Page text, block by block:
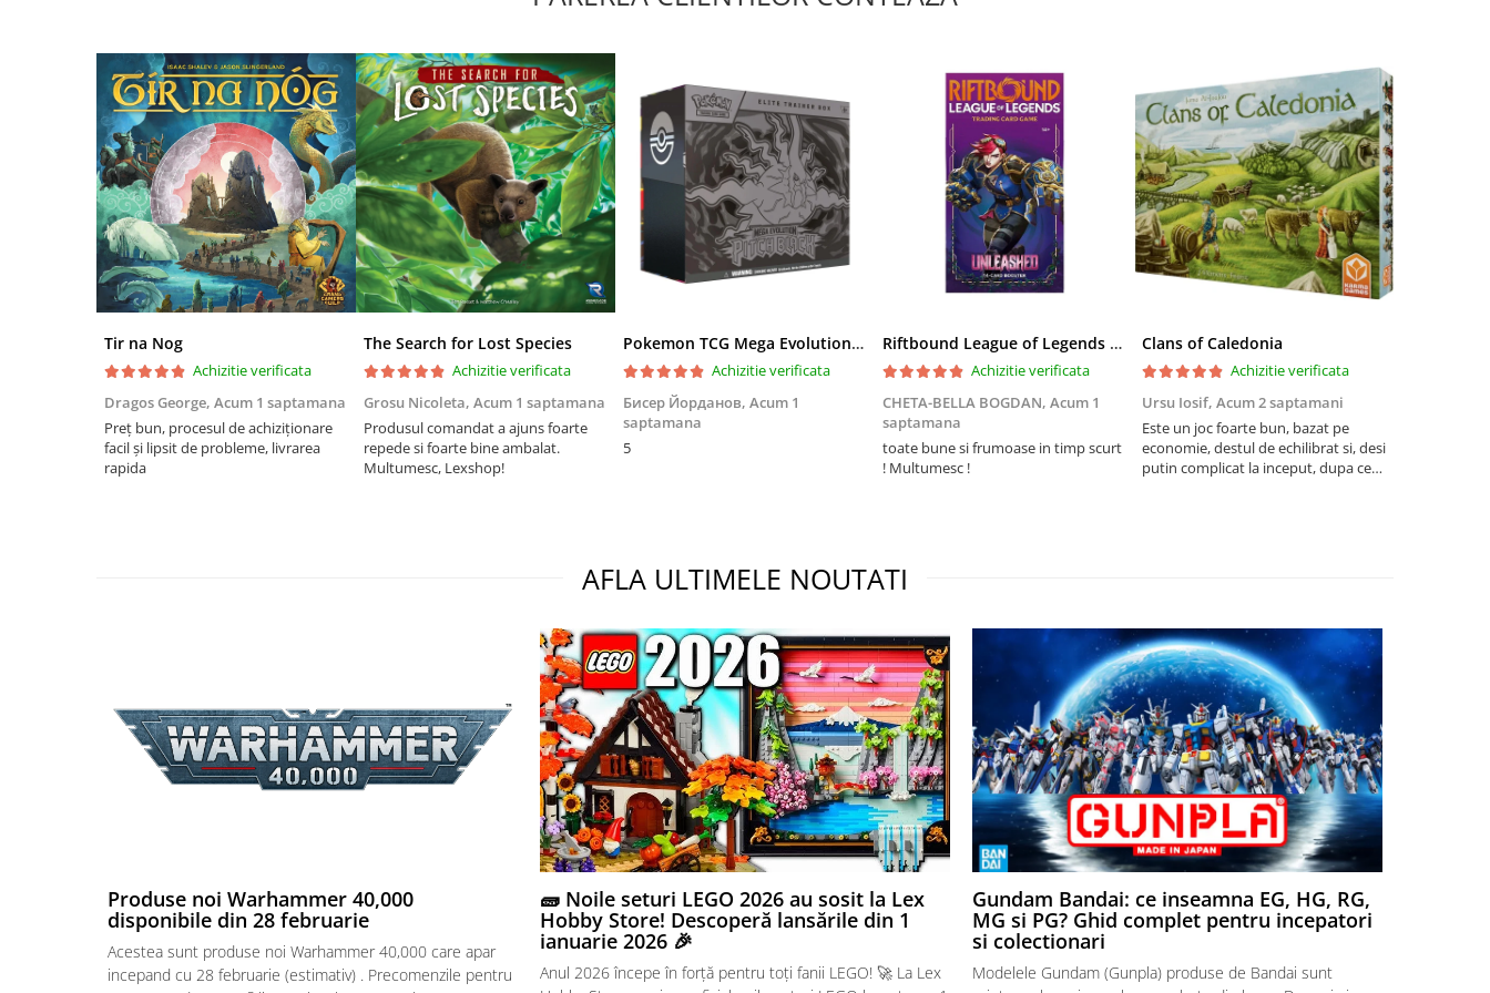
Gundam TCG
Puzzle 1000 piese
Accesorii pentru puzzle
Puzzle 3000 piese
Puzzle 2000 piese
Puzzle 1500 piese
Puzzle 20 piese
Puzzle 30 piese
Puzzle 120 piese
Puzzle 300 piese
Puzzle 1000 piese panorama
Tir na Nog
Achizitie verificata
Dragos George, Acum 1 saptamana
Preț bun, procesul de achiziționare
facil și lipsit de probleme, livrarea
rapida
The Search for Lost Species
Achizitie verificata
Grosu Nicoleta, Acum 1 saptamana
Produsul comandat a ajuns foarte
repede si foarte bine ambalat.
Multumesc, Lexshop!
Pokemon TCG Mega Evolution Pitch Black Elite Trainer Box
Achizitie verificata
Бисер Йорданов, Acum 1
saptamana
5
Riftbound League of Legends TCG Unleashed Booster Pack 14 Carti
Achizitie verificata
CHETA-BELLA BOGDAN, Acum 1
saptamana
toate bune si frumoase in timp scurt
! Multumesc !
Clans of Caledonia
Achizitie verificata
Ursu Iosif, Acum 2 saptamani
Este un joc foarte bun, bazat pe
economie, destul de echilibrat si, desi
putin complicat la inceput, dupa ce
AFLA ULTIMELE NOUTATI
Produse noi Warhammer 40,000
disponibile din 28 februarie
Acestea sunt produse noi Warhammer 40,000 care apar
incepand cu 28 februarie (estimativ) . Precomenzile pentru
🧱 Noile seturi LEGO 2026 au sosit la Lex
Hobby Store! Descoperă lansările din 1
ianuarie 2026 🎉
Anul 2026 începe în forță pentru toți fanii LEGO! 🚀 La Lex
Gundam Bandai: ce inseamna EG, HG, RG,
MG si PG? Ghid complet pentru incepatori
si colectionari
Modelele Gundam (Gunpla) produse de Bandai sunt